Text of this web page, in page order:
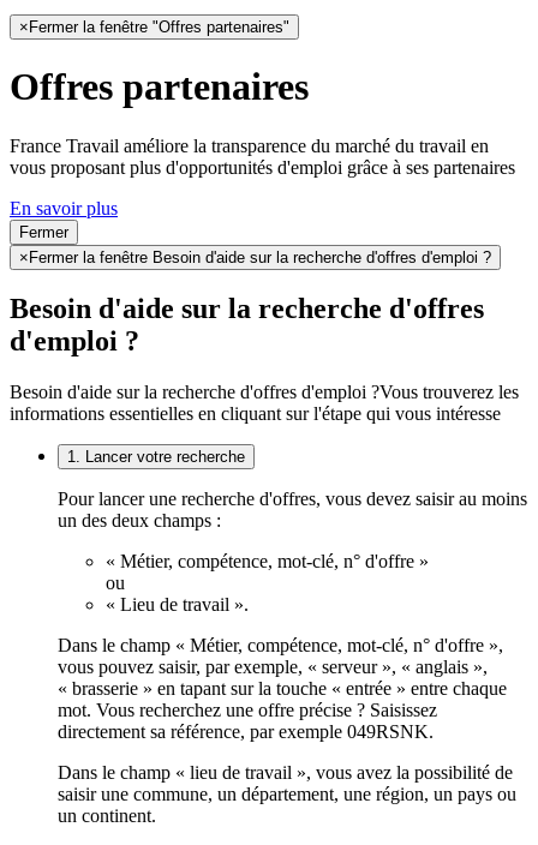
×Fermer la fenêtre "Offres partenaires"
Offres partenaires
France Travail améliore la transparence du marché du travail en
vous proposant plus d'opportunités d'emploi grâce à ses partenaires
En savoir plus
Fermer
×Fermer la fenêtre Besoin d'aide sur la recherche d'offres d'emploi ?
Besoin d'aide sur la recherche d'offres
d'emploi ?
Besoin d'aide sur la recherche d'offres d'emploi ?Vous trouverez les
informations essentielles en cliquant sur l'étape qui vous intéresse
1. Lancer votre recherche
Pour lancer une recherche d'offres, vous devez saisir au moins
un des deux champs :
« Métier, compétence, mot-clé, n° d'offre »
ou
« Lieu de travail ».
Dans le champ « Métier, compétence, mot-clé, n° d'offre »,
vous pouvez saisir, par exemple, « serveur », « anglais »,
« brasserie » en tapant sur la touche « entrée » entre chaque
mot. Vous recherchez une offre précise ? Saisissez
directement sa référence, par exemple 049RSNK.
Dans le champ « lieu de travail », vous avez la possibilité de
saisir une commune, un département, une région, un pays ou
un continent.